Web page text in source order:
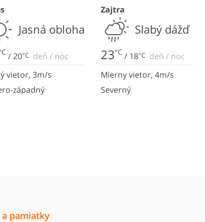
Jasná obloha
/20°C deň / noc
vietor, 3m/s
západný
Zajtra
Slabý dážď
23°C / 18°C deň / noc
Mierny vietor, 4m/s
Severný
pamiatky